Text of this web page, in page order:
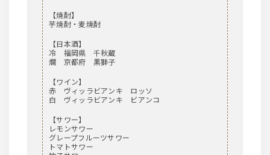
【焼酎】
芋焼酎・麦焼酎
【日本酒】
冷 福岡県 千秋蔵
燗 京都府 黒獅子
【ワイン】
赤 ヴィッラビアンキ ロッソ
白 ヴィッラビアンキ ビアンコ
【サワー】
レモンサワー
グレープフルーツサワー
トマトサワー